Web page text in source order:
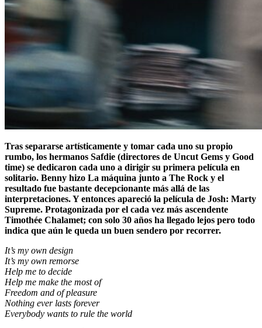
Tras separarse artísticamente y tomar cada uno su propio
rumbo, los hermanos Safdie (directores de Uncut Gems y Good
time) se dedicaron cada uno a dirigir su primera película en
solitario. Benny hizo La máquina junto a The Rock y el
resultado fue bastante decepcionante más allá de las
interpretaciones. Y entonces apareció la película de Josh: Marty
Supreme. Protagonizada por el cada vez más ascendente
Timothée Chalamet; con solo 30 años ha llegado lejos pero todo
indica que aún le queda un buen sendero por recorrer.
It’s my own design
It’s my own remorse
Help me to decide
Help me make the most of
Freedom and of pleasure
Nothing ever lasts forever
Everybody wants to rule the world